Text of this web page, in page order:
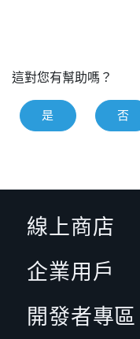
這對您有幫助嗎？
是 否
線上商店
企業用戶
開發者專區